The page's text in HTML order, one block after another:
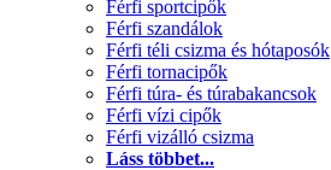
Férfi sportcipők
Férfi szandálok
Férfi téli csizma és hótaposók
Férfi tornacipők
Férfi túra- és túrabakancsok
Férfi vízi cipők
Férfi vizálló csizma
Láss többet...